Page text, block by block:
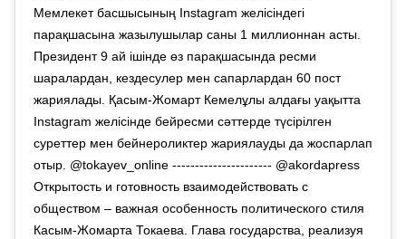
Мемлекет басшысының Instagram желісіндегі
парақшасына жазылушылар саны 1 миллионнан асты.
Президент 9 ай ішінде өз парақшасында ресми
шаралардан, кездесулер мен сапарлардан 60 пост
жариялады. Қасым-Жомарт Кемелұлы алдағы уақытта
Instagram желісінде бейресми сәттерде түсірілген
суреттер мен бейнероликтер жариялауды да жоспарлап
отыр. @tokayev_online ---------------------- @akordapress
Открытость и готовность взаимодействовать с
обществом – важная особенность политического стиля
Касым-Жомарта Токаева. Глава государства, реализуя